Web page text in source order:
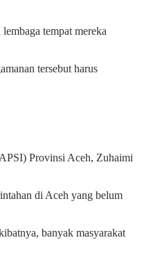
tempat mereka
tersebut harus
Provinsi Aceh, Zuhaimi
di Aceh yang belum
banyak masyarakat